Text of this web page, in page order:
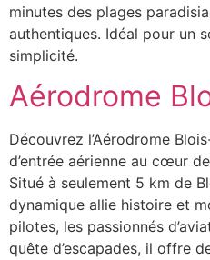
minutes des plages
authentiques. Idéal pour un
simplicité.
Aérodrome
Découvrez l’Aérodrome
d’entrée aérienne au cœur
Situé à seulement 5 km de
dynamique allie histoire et
pilotes, les passionnés
quête d’escapades, il offre